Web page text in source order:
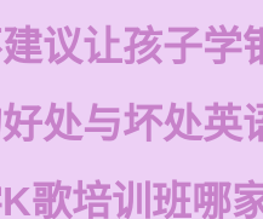
议让孩子学
处与坏处英
歌培训班哪